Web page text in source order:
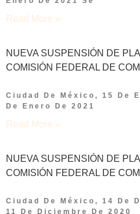
Read More »
NUEVA SUSPENSIÓN DE
COMISIÓN FEDERAL DE
Ciudad De México, 15 De
De Enero De 2021
Read More »
NUEVA SUSPENSIÓN DE
COMISIÓN FEDERAL DE
Ciudad De México, 14 De
11 De Diciembre De 2020